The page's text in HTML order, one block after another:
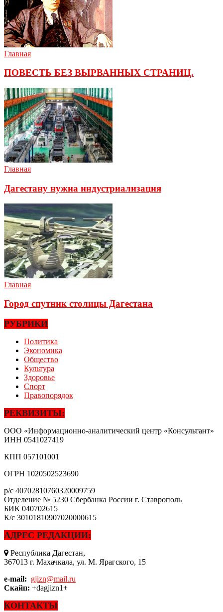
Главная
ПОВЕСТЬ БЕЗ ВЫРВАННЫХ СТРАНИЦ.
Главная
Дагестану нужна индустриализация
Главная
Город спутник столицы Дагестана
РУБРИКИ
Политика
Экономика
Общество
Культура
Здоровье
Спорт
Правопорядок
РЕКВИЗИТЫ:
ООО «Информационно-аналитический центр «Консультант»
ИНН 0541027419
КПП 057101001
ОГРН 1020502523690
р/с 40702810760320009759
Отделение № 5230 Сбербанка России г. Ставрополь
БИК 040702615
К/с 30101810907020000615
АДРЕС РЕДАКЦИИ:
Республика Дагестан,
367013 г. Махачкала, ул. М. Ярагского, 15
e-mail: gjizn@mail.ru
Скайп: +dagjizn1+
КОНТАКТЫ